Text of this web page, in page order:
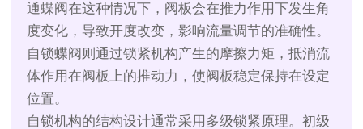
通蝶阀在这种情况下，阀板会在推力作用下发生角
度变化，导致开度改变，影响流量调节的准确性。
自锁蝶阀则通过锁紧机构产生的摩擦力矩，抵消流
体作用在阀板上的推动力，使阀板稳定保持在设定
位置。
自锁机构的结构设计通常采用多级锁紧原理。初级